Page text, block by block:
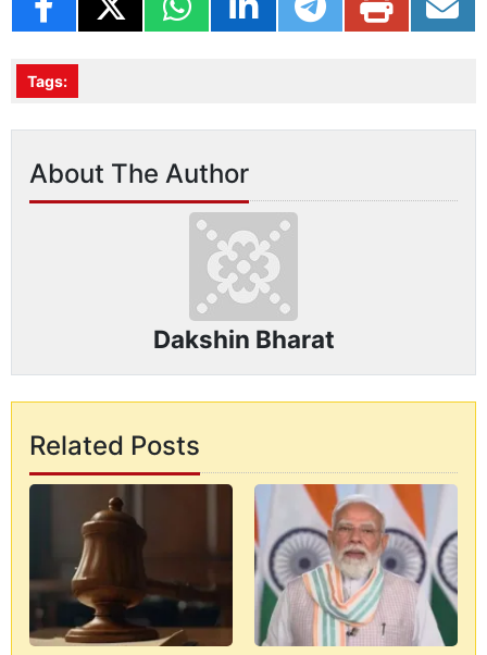
Tags:
About The Author
Dakshin Bharat
Related Posts